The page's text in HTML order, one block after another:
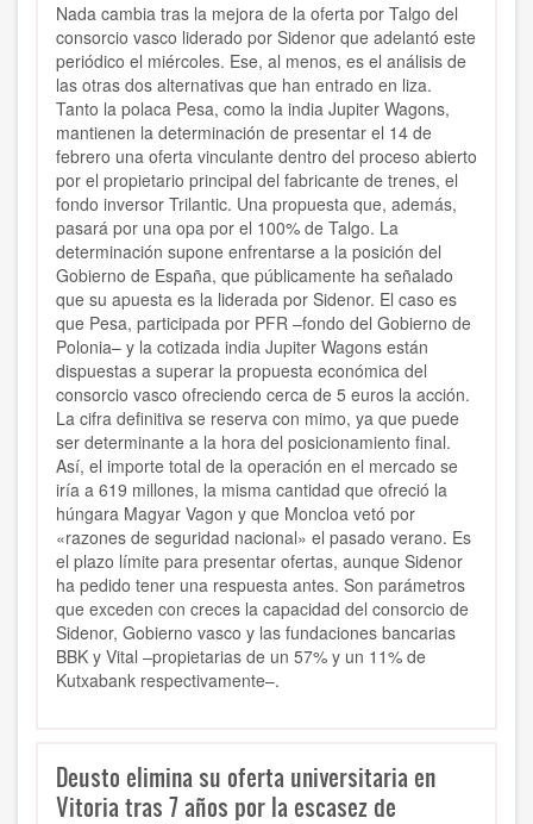
Nada cambia tras la mejora de la oferta por Talgo del
consorcio vasco liderado por Sidenor que adelantó este
periódico el miércoles. Ese, al menos, es el análisis de
las otras dos alternativas que han entrado en liza.
Tanto la polaca Pesa, como la india Jupiter Wagons,
mantienen la determinación de presentar el 14 de
febrero una oferta vinculante dentro del proceso abierto
por el propietario principal del fabricante de trenes, el
fondo inversor Trilantic. Una propuesta que, además,
pasará por una opa por el 100% de Talgo. La
determinación supone enfrentarse a la posición del
Gobierno de España, que públicamente ha señalado
que su apuesta es la liderada por Sidenor. El caso es
que Pesa, participada por PFR –fondo del Gobierno de
Polonia– y la cotizada india Jupiter Wagons están
dispuestas a superar la propuesta económica del
consorcio vasco ofreciendo cerca de 5 euros la acción.
La cifra definitiva se reserva con mimo, ya que puede
ser determinante a la hora del posicionamiento final.
Así, el importe total de la operación en el mercado se
iría a 619 millones, la misma cantidad que ofreció la
húngara Magyar Vagon y que Moncloa vetó por
«razones de seguridad nacional» el pasado verano. Es
el plazo límite para presentar ofertas, aunque Sidenor
ha pedido tener una respuesta antes. Son parámetros
que exceden con creces la capacidad del consorcio de
Sidenor, Gobierno vasco y las fundaciones bancarias
BBK y Vital –propietarias de un 57% y un 11% de
Kutxabank respectivamente–.
Deusto elimina su oferta universitaria en
Vitoria tras 7 años por la escasez de